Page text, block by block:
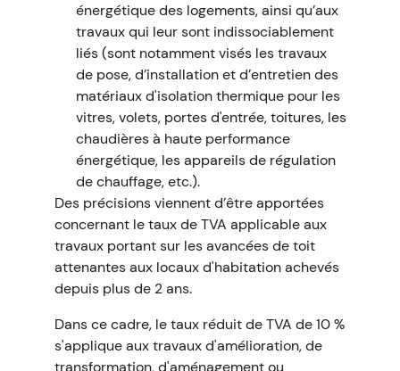
énergétique des logements, ainsi qu’aux
travaux qui leur sont indissociablement
liés (sont notamment visés les travaux
de pose, d’installation et d’entretien des
matériaux d'isolation thermique pour les
vitres, volets, portes d'entrée, toitures, les
chaudières à haute performance
énergétique, les appareils de régulation
de chauffage, etc.).
Des précisions viennent d’être apportées
concernant le taux de TVA applicable aux
travaux portant sur les avancées de toit
attenantes aux locaux d'habitation achevés
depuis plus de 2 ans.
Dans ce cadre, le taux réduit de TVA de 10 %
s'applique aux travaux d'amélioration, de
transformation, d'aménagement ou